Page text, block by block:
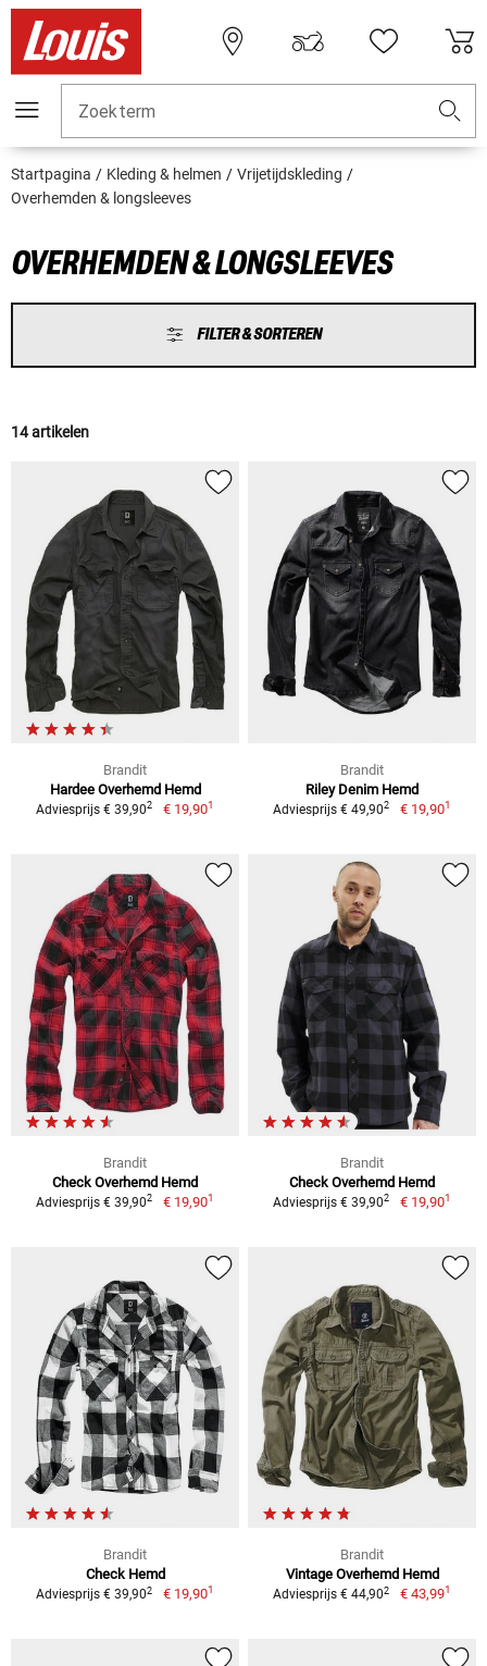
Zoekterm
Startpagina Kleding & helmen
Vrijetijdskleding
Overhemden & longsleeves
OVERHEMDEN & LONGSLEEVES
FILTER & SORTEREN
14 artikelen
Brandit
Hardee Overhemd Hemd
Adviesprijs € 39,902 € 19,901
Brandit
Riley Denim Hemd
Adviesprijs € 49,902 € 19,901
Brandit
Check Overhemd Hemd
Adviesprijs € 39,902 € 19,901
Brandit
Check Overhemd Hemd
Adviesprijs € 39,902 € 19,901
Brandit
Check Hemd
Adviesprijs € 39,902 € 19,901
Brandit
Vintage Overhemd Hemd
Adviesprijs € 44,902 € 43,991